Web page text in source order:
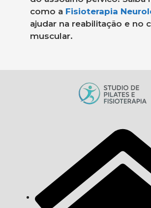
como a Fisioterapia
ajudar na reabilitação e no
muscular.